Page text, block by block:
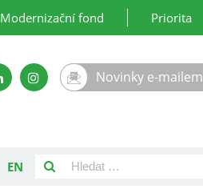
Modernizační fond Priorita
Novinky e-mailem
EN